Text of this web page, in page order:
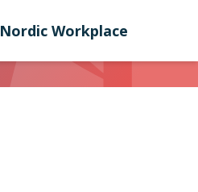
Nordic Workplace